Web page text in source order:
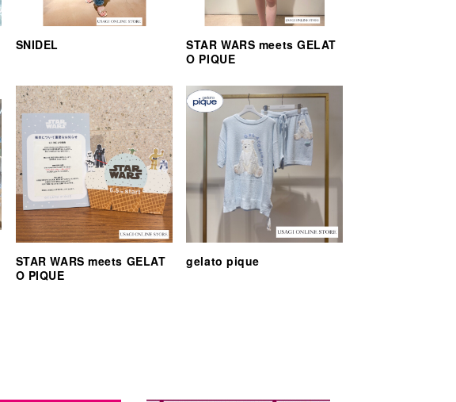
SNIDEL
STAR WARS meets GELAT
O PIQUE
STAR WARS meets GELAT
O PIQUE
gelato pique